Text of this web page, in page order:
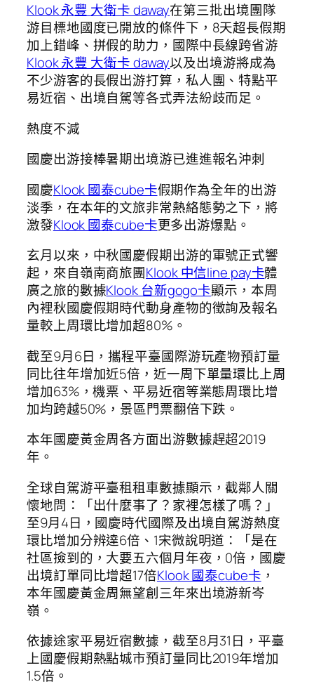
Klook 永豐 大衛卡 daway在第三批出境團隊
游目標地國度已開放的條件下，8天超長假期
加上錯峰、拼假的助力，國際中長線跨省游
Klook 永豐 大衛卡 daway以及出境游將成為
不少游客的長假出游打算，私人團、特點平
易近宿、出境自駕等各式弄法紛歧而足。
熱度不減
國慶出游接棒暑期出境游已進進報名沖刺
國慶Klook 國泰cube卡假期作為全年的出游
淡季，在本年的文旅非常熱絡態勢之下，將
激發Klook 國泰cube卡更多出游爆點。
玄月以來，中秋國慶假期出游的軍號正式響
起，來自嶺南商旅團Klook 中信line pay卡體
廣之旅的數據Klook 台新gogo卡顯示，本周
內裡秋國慶假期時代動身產物的徵詢及報名
量較上周環比增加超80%。
截至9月6日，攜程平臺國際游玩產物預訂量
同比往年增加近5倍，近一周下單量環比上周
增加63%，機票、平易近宿等業態周環比增
加均跨越50%，景區門票翻倍下跌。
本年國慶黃金周各方面出游數據趕超2019
年。
全球自駕游平臺租租車數據顯示，截鄰人關
懷地問：「出什麼事了？家裡怎樣了嗎？」
至9月4日，國慶時代國際及出境自駕游熱度
環比增加分辨達6倍、1宋微說明道：「是在
社區撿到的，大要五六個月年夜，0倍，國慶
出境訂單同比增超17倍Klook 國泰cube卡 ，
本年國慶黃金周無望創三年來出境游新岑
嶺。
依據途家平易近宿數據，截至8月31日，平臺
上國慶假期熱點城市預訂量同比2019年增加
1.5倍。